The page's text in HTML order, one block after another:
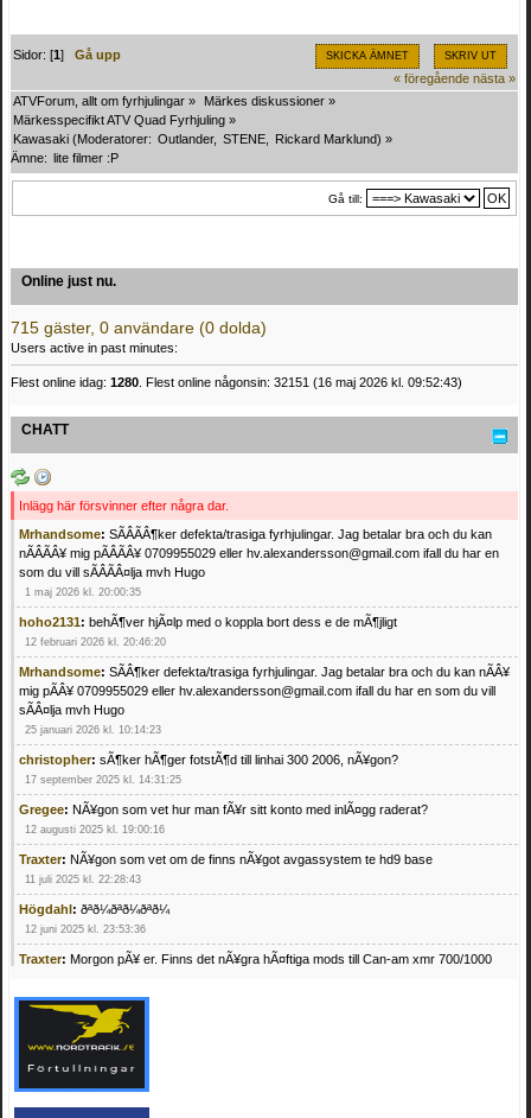
SKICKA ÄMNET SKRIV UT
Sidor: [1]Gå upp
« föregående nästa »
ATVForum, allt om fyrhjulingar » Märkes diskussioner »
Märkesspecifikt ATV Quad Fyrhjuling »
Kawasaki (Moderatorer: Outlander, STENE Rickard Marklund) »
Ämne: lite filmer :P
Gå till:
Online just nu.
715 gäster, 0 användare (0 dolda)
Users active in past minutes:
Flest online idag: 1280 . Flest online någonsin: 32151 (16 maj 2026 kl. 09:52:43)
CHATT
Inlägg här försvinner efter några dar.
Mrhandsome: SÃÂÃÂ¶ker defekta/trasiga fyrhjulingar. Jag betalar bra och du kan
nÃÂÃÂ¥ mig pÃÂÃÂ¥ 0709955029 eller hv.alexandersson@gmail.com ifall du har en
som du vill sÃÂÃÂ¤lja mvh Hugo
1 maj 2026 kl. 20:00:35
hoho2131: behÃ¶ver hjÃ¤lp med o koppla bort dess e de mÃ¶jligt
12 februari 2026 kl. 20:46:20
Mrhandsome: SÃÂ¶ker defekta/trasiga fyrhjulingar. Jag betalar bra och du kan nÃÂ¥
mig pÃÂ¥ 0709955029 eller hv.alexandersson@gmail.com ifall du har en som du vill
sÃÂ¤lja mvh Hugo
25 januari 2026 kl. 10:14:23
christopher: sÃ¶ker hÃ¶ger fotstÃ¶d till linhai 300 2006, nÃ¥gon?
17 september 2025 kl. 14:31:25
Gregee: NÃ¥gon som vet hur man fÃ¥r sitt konto med inlÃ¤gg raderat?
12 augusti 2025 kl. 19:00:16
Traxter: NÃ¥gon som vet om de finns nÃ¥got avgassystem te hd9 base
11 juli 2025 kl. 22:28:43
Högdahl: ðªð¼ðªð¼ðªð¼
12 juni 2025 kl. 23:53:36
Traxter: Morgon pÃ¥ er. Finns det nÃ¥gra hÃ¤ftiga mods till Can-am xmr 700/1000
Mrhandsome:SÃ¶ker defekta/trasiga fyrhjulingar. Jag betalar bra och du kan nÃ¥ mig
pÃ¥ 0709955029 eller hv.alexandersson@gmail.com ifall du har en som du vill sÃ¤lja
mvh Hugo
21 februari 2025 kl. 09:25:52
Oscar5:NÃ¥gon som vet vad man kan begÃ¤ra fÃ¶r en Honda TRX 350 FE 2005